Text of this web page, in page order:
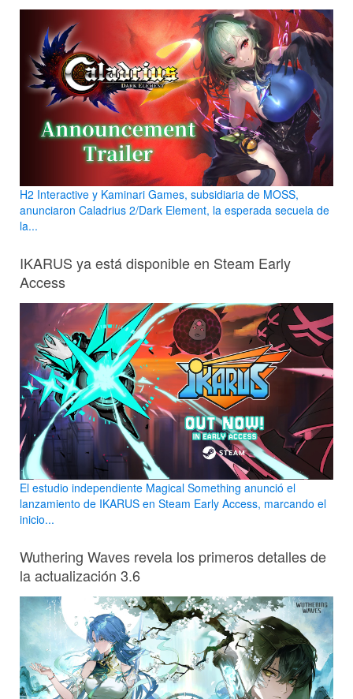
H2 Interactive y Kaminari Games, subsidiaria de MOSS,
anunciaron Caladrius 2/Dark Element, la esperada secuela de
la...
IKARUS ya está disponible en Steam Early
Access
El estudio independiente Magical Something anunció el
lanzamiento de IKARUS en Steam Early Access, marcando el
inicio...
Wuthering Waves revela los primeros detalles de
la actualización 3.6